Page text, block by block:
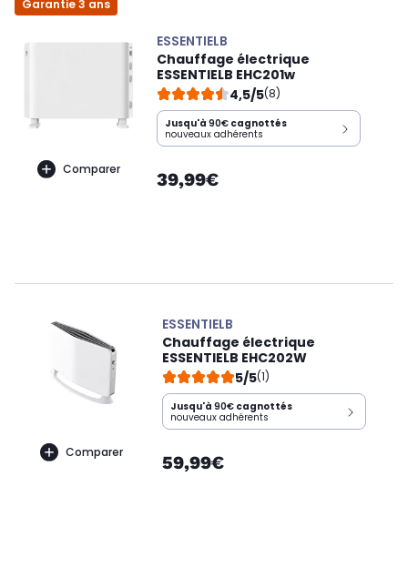
Garantie 3 ans
Comparer
ESSENTIELB
Chauffage électrique
ESSENTIELB EHC201w
4,5/5(8)
Jusqu'à 90€ cagnottés
nouveaux adhérents
39,99€
Comparer
ESSENTIELB
Chauffage électrique
ESSENTIELB EHC202W
5/5(1)
Jusqu'à 90€ cagnottés
nouveaux adhérents
59,99€